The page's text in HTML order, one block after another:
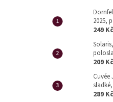
2025,
249 Kč
209 Kč
Cuvée
289 Kč